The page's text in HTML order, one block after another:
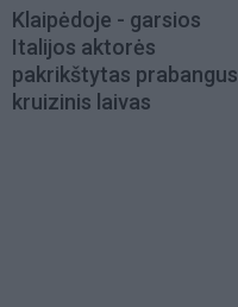
Klaipėdoje - garsios
Italijos aktorės
pakrikštytas prabangus
kruizinis laivas